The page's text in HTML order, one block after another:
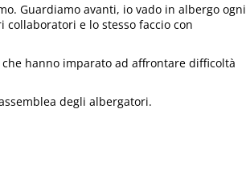
Guardiamo avanti, io vado in albergo ogni
e lo stesso faccio con
hanno imparato ad affrontare difficoltà
degli albergatori.